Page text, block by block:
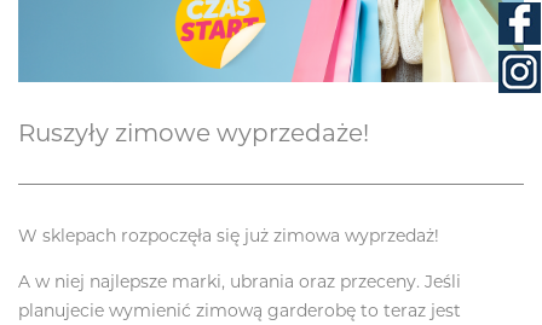
Ruszyły zimowe wyprzedaże!
W sklepach rozpoczęła się już zimowa wyprzedaż!
A w niej najlepsze marki, ubrania oraz przeceny. Jeśli
planujecie wymienić zimową garderobę to teraz jest